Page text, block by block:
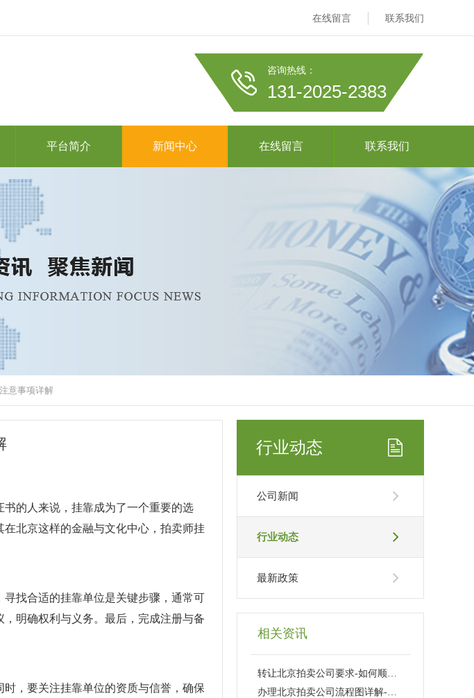
在线留言 联系我们
咨询热线：
131-2025-2383
平台简介 新闻中心 在线留言 联系我们
意事项详解
的人来说，挂靠成为了一个重要的选
北京这样的金融与文化中心，拍卖师挂
找合适的挂靠单位是关键步骤，通常可
明确权利与义务。最后，完成注册与备
，要关注挂靠单位的资质与信誉，确保
行业动态
公司新闻
行业动态
最新政策
相关资讯
转让北京拍卖公司要求-如何顺利转让北京拍卖公司的条件与流程详解
办理北京拍卖公司流程图详解-北京拍卖公司注册流程及所需材料